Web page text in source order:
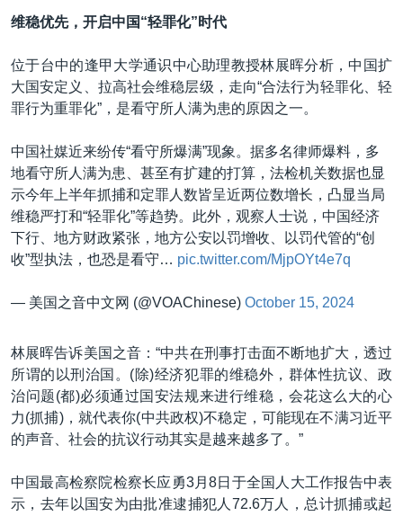
维稳优先，开启中国“轻罪化”时代
位于台中的逢甲大学通识中心助理教授林展晖分析，中国扩
大国安定义、拉高社会维稳层级，走向“合法行为轻罪化、轻
罪行为重罪化”，是看守所人满为患的原因之一。
中国社媒近来纷传“看守所爆满”现象。据多名律师爆料，多
地看守所人满为患、甚至有扩建的打算，法检机关数据也显
示今年上半年抓捕和定罪人数皆呈近两位数增长，凸显当局
维稳严打和“轻罪化”等趋势。此外，观察人士说，中国经济
下行、地方财政紧张，地方公安以罚增收、以罚代管的“创
收”型执法，也恐是看守… pic.twitter.com/MjpOYt4e7q
— 美国之音中文网 (@VOAChinese) October 15, 2024
林展晖告诉美国之音：“中共在刑事打击面不断地扩大，透过
所谓的以刑治国。(除)经济犯罪的维稳外，群体性抗议、政
治问题(都)必须通过国安法规来进行维稳，会花这么大的心
力(抓捕)，就代表你(中共政权)不稳定，可能现在不满习近平
的声音、社会的抗议行动其实是越来越多了。”
中国最高检察院检察长应勇3月8日于全国人大工作报告中表
示，去年以国安为由批准逮捕犯人72.6万人，总计抓捕或起